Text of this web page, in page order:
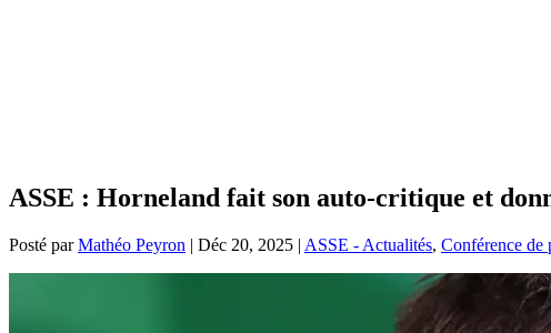
ASSE : Horneland fait son auto-critique et
Posté parMathéo Peyron | Déc 20, 2025 | ASSE - Actualités, Conférence de